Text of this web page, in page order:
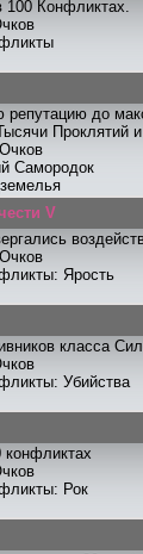
100 Конфликтах.
репутацию до
Проклятий
Очков
Самородок
V
Очков
Ярость
класса
Убийства
конфликтах
Рок